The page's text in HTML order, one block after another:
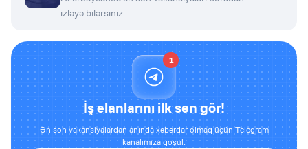
izləyə bilərsiniz.
1
İş elanlarını ilk sən gör!
Ən son vakansiyalardan anında xəbərdar olmaq üçün Telegram
kanalımıza qoşul.